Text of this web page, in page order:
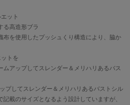
ット
る高造形ブラ
布を使用したプッシュくり構造により、脇か
トを
アップしてスレンダー＆メリハリあるバス
プしてスレンダー＆メリハリあるバストシル
載のサイズとなるよう設計していますが、